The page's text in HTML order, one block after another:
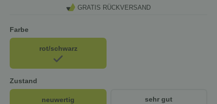
GRATIS RÜCKVERSAND
Farbe
rot/schwarz
Zustand
neuwertig sehr gut